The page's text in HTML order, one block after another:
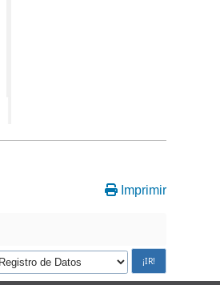
Imprimir